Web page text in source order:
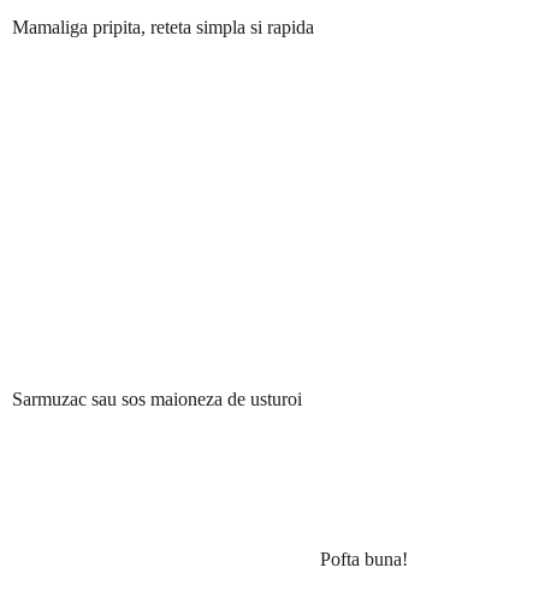
Mamaliga pripita, reteta simpla si rapida
Sarmuzac sau sos maioneza de usturoi
Pofta buna!